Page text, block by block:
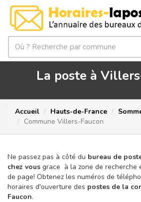
La poste à
Accueil Hauts-de-France
Commune Villers-Faucon
Ne passez pas à côté du bureau de
chez vous grace à la zone de recherche
de page! Obtenez les numéros de
horaires d'ouverture des postes de la
Faucon.